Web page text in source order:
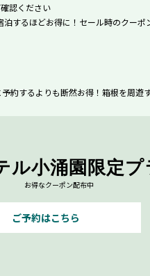
認ください
するほどお得に！セール時のクーポ
するよりも断然お得！箱根を周遊
ル小涌園限定プ
お得なクーポン配布中
ご予約はこちら